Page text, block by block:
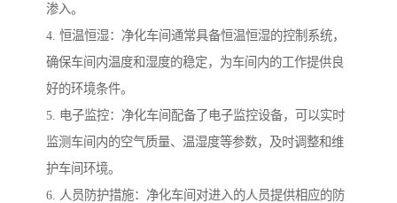
渗入。
4. 恒温恒湿：净化车间通常具备恒温恒湿的控制系统，
确保车间内温度和湿度的稳定，为车间内的工作提供良
好的环境条件。
5. 电子监控：净化车间配备了电子监控设备，可以实时
监测车间内的空气质量、温湿度等参数，及时调整和维
护车间环境。
6. 人员防护措施：净化车间对进入的人员提供相应的防